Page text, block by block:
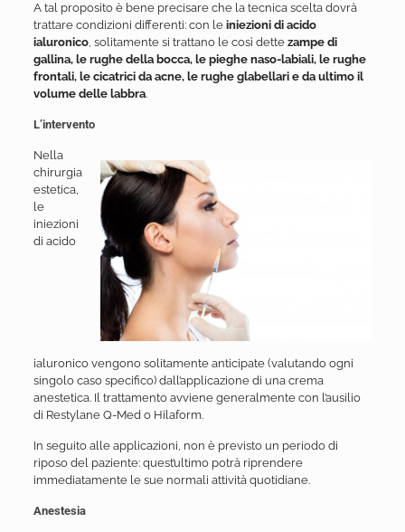
A tal proposito è bene precisare che la tecnica scelta dovrà
trattare condizioni differenti: con le iniezioni di acido
ialuronico, solitamente si trattano le così dette zampe di
gallina, le rughe della bocca, le pieghe naso-labiali, le rughe
frontali, le cicatrici da acne, le rughe glabellari e da ultimo il
volume delle labbra.
L’intervento
Nella
chirurgia
estetica,
le
iniezioni
di acido
ialuronico vengono solitamente anticipate (valutando ogni
singolo caso specifico) dall’applicazione di una crema
anestetica. Il trattamento avviene generalmente con l’ausilio
di Restylane Q-Med o Hilaform.
In seguito alle applicazioni, non è previsto un periodo di
riposo del paziente: quest’ultimo potrà riprendere
immediatamente le sue normali attività quotidiane.
Anestesia